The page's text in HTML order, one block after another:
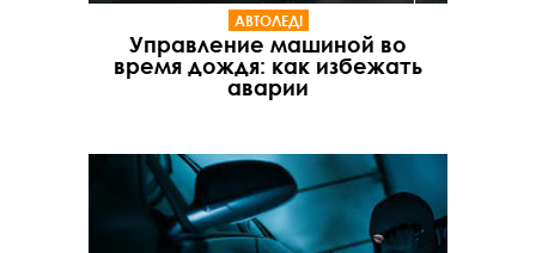
АВТОЛЕДІ
Управление машиной во
время дождя: как избежать
аварии